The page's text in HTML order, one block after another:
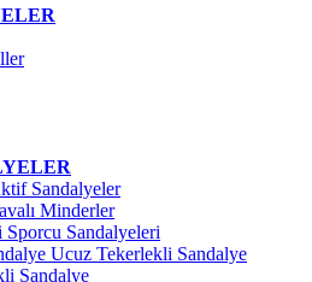
Sandalyeler
Minderler
Sporcu Sandalyeleri
Ucuz Tekerlekli Sandalye
Sandalye